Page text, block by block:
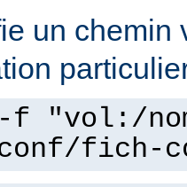
un chemin
-f "vol:/
fich-